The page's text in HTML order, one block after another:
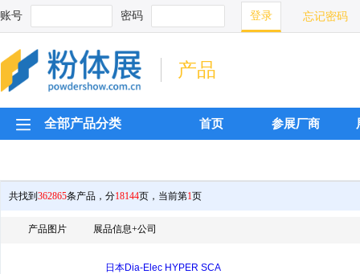
账号 密码 忘记密码
产品
全部产品分类 首页 参展厂商
共找到 362865条产品，分18144页，当前第1页
产品图片 展品信息+公司
日本Dia‑Elec HYPER SCA